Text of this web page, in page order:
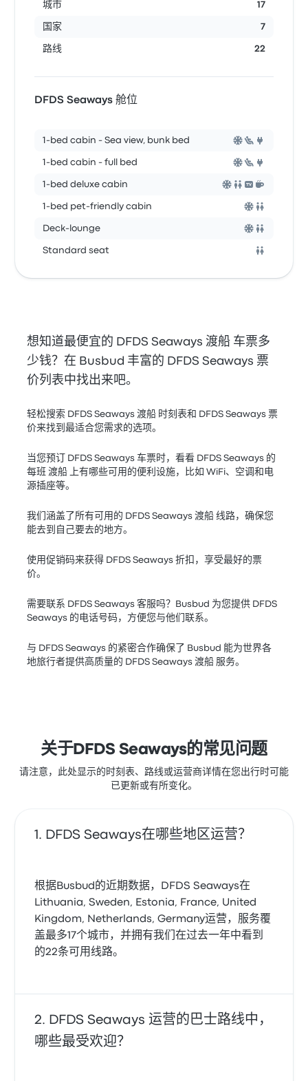
城市 17
国家 7
路线 22
DFDS Seaways 舱位
1-bed cabin - Sea view, bunk bed
1-bed cabin - full bed
1-bed deluxe cabin
1-bed pet-friendly cabin
Deck-lounge
Standard seat
想知道最便宜的 DFDS Seaways 渡船 车票多
少钱？在 Busbud 丰富的 DFDS Seaways 票
价列表中找出来吧。
轻松搜索 DFDS Seaways 渡船 时刻表和 DFDS Seaways 票
价来找到最适合您需求的选项。
当您预订 DFDS Seaways 车票时，看看 DFDS Seaways 的
每班 渡船 上有哪些可用的便利设施，比如 WiFi、空调和电
源插座等。
我们涵盖了所有可用的 DFDS Seaways 渡船 线路，确保您
能去到自己要去的地方。
使用促销码来获得 DFDS Seaways 折扣，享受最好的票
价。
需要联系 DFDS Seaways 客服吗？Busbud 为您提供 DFDS
Seaways 的电话号码，方便您与他们联系。
与 DFDS Seaways 的紧密合作确保了 Busbud 能为世界各
地旅行者提供高质量的 DFDS Seaways 渡船 服务。
关于DFDS Seaways的常见问题
请注意，此处显示的时刻表、路线或运营商详情在您出行时可能
已更新或有所变化。
DFDS Seaways在哪些地区运营？
根据Busbud的近期数据，DFDS Seaways在
Lithuania, Sweden, Estonia, France, United
Kingdom, Netherlands, Germany运营，服务覆
盖最多17个城市，并拥有我们在过去一年中看到
的22条可用线路。
DFDS Seaways 运营的巴士路线中，
哪些最受欢迎？